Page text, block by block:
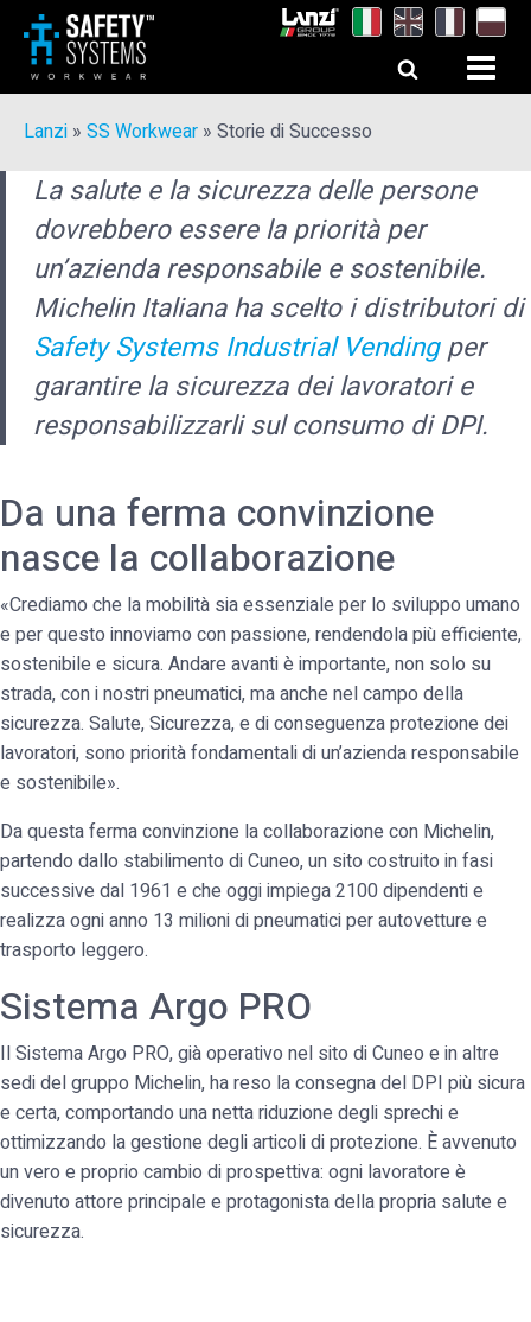
Lanzi » SS Workwear » Storie di Successo
La salute e la sicurezza delle persone
dovrebbero essere la priorità per
un’azienda responsabile e sostenibile.
Michelin Italiana ha scelto i distributori di
Safety Systems Industrial Vendingper
garantire la sicurezza dei lavoratori e
responsabilizzarli sul consumo di DPI.
Da una ferma convinzione
nasce la collaborazione
«Crediamo che la mobilità sia essenziale per lo sviluppo umano
e per questo innoviamo con passione, rendendola più efficiente,
sostenibile e sicura. Andare avanti è importante, non solo su
strada, con i nostri pneumatici, ma anche nel campo della
sicurezza. Salute, Sicurezza, e di conseguenza protezione dei
lavoratori, sono priorità fondamentali di un’azienda responsabile
e sostenibile».
Da questa ferma convinzione la collaborazione con Michelin,
partendo dallo stabilimento di Cuneo, un sito costruito in fasi
successive dal 1961 e che oggi impiega 2100 dipendenti e
realizza ogni anno 13 milioni di pneumatici per autovetture e
trasporto leggero.
Sistema Argo PRO
Il Sistema Argo PRO, già operativo nel sito di Cuneo e in altre
sedi del gruppo Michelin, ha reso la consegna del DPI più sicura
e certa, comportando una netta riduzione degli sprechi e
ottimizzando la gestione degli articoli di protezione. È avvenuto
un vero e proprio cambio di prospettiva: ogni lavoratore è
divenuto attore principale e protagonista della propria salute e
sicurezza.